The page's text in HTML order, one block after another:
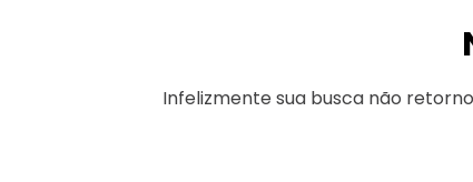
Infelizmente sua busca não
6º
105